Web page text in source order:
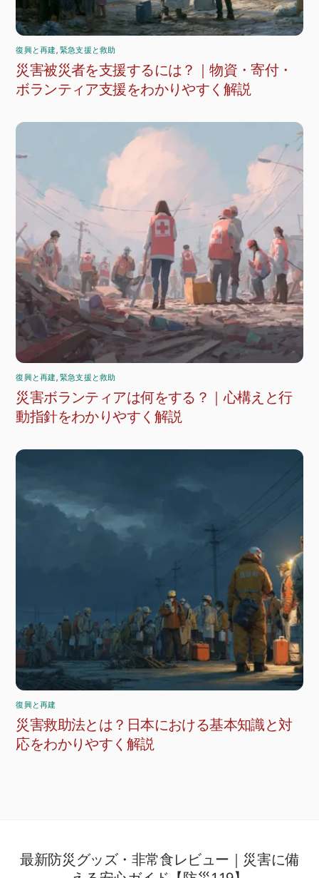
復興と再建, 緊急支援と救助
災害被災者を支援するには？｜物資・寄付・
ボランティア支援をわかりやすく解説
復興と再建, 緊急支援と救助
災害ボランティアは何をする？｜心構えと行
動指針をわかりやすく解説
復興と再建
災害救助法とは？日本における基本知識と対
応をわかりやすく解説
Back
To
最新防災グッズ・非常食レビュー｜災害に備